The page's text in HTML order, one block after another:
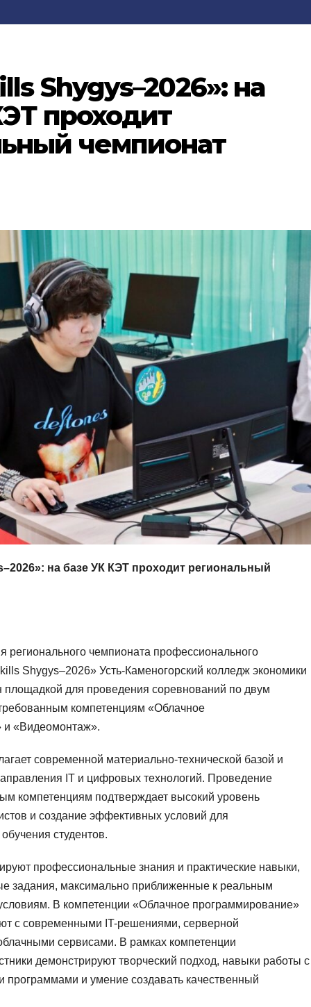
Shygys–2026»: на
проходит
чемпионат
на базе УК КЭТ проходит региональный
регионального чемпионата профессионального
Shygys–2026» Усть-Каменогорский колледж экономики
площадкой для проведения соревнований по двум
компетенциям «Облачное
и «Видеомонтаж».
современной материально-технической базой и
IT и цифровых технологий. Проведение
компетенциям подтверждает высокий уровень
и создание эффективных условий для
студентов.
профессиональные знания и практические навыки,
задания, максимально приближенные к реальным
В компетенции «Облачное программирование»
с современными IT-решениями, серверной
сервисами. В рамках компетенции
демонстрируют творческий подход, навыки работы с
и умение создавать качественный